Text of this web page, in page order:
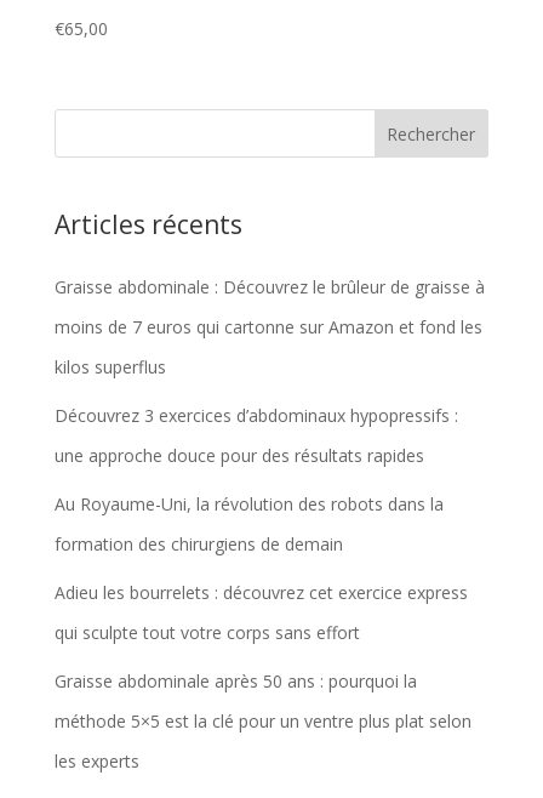
€65,00
Articles récents
Graisse abdominale : Découvrez le brûleur de graisse à
moins de 7 euros qui cartonne sur Amazon et fond les
kilos superflus
Découvrez 3 exercices d’abdominaux hypopressifs :
une approche douce pour des résultats rapides
Au Royaume-Uni, la révolution des robots dans la
formation des chirurgiens de demain
Adieu les bourrelets : découvrez cet exercice express
qui sculpte tout votre corps sans effort
Graisse abdominale après 50 ans : pourquoi la
méthode 5×5 est la clé pour un ventre plus plat selon
les experts